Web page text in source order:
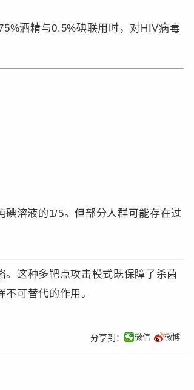
酒精与0.5%碘联用时，对HIV病毒
溶液的1/5。但部分人群可能存在过
这种多靶点攻击模式既保障了杀菌
可替代的作用。
微信 微博
分享到：